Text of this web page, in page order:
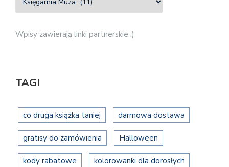
Wpisy zawierają linki partnerskie :)
TAGI
co druga książka taniej darmowa dostawa
gratisy do zamówienia Halloween
kody rabatowe kolorowanki dla dorosłych